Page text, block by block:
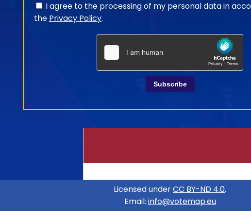
I agree to the processing of my personal data in
the Privacy Policy.
Subscribe
Licensed underCC BY-ND 4.0.
Email: info@votemap.eu